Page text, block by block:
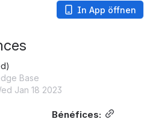
In App öffnen
Base
Jan 18 2023
Bénéfices: